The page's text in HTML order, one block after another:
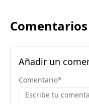
Comentarios
Añadir un
Comentario*